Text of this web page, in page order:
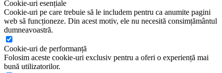
Cookie-uri esențiale
Cookie-uri pe care trebuie să le includem pentru ca anumite pagini
web să funcționeze. Din acest motiv, ele nu necesită consimțământul
dumneavoastră.
Cookie-uri de performanță
Folosim aceste cookie-uri exclusiv pentru a oferi o experiență mai
bună utilizatorilor.